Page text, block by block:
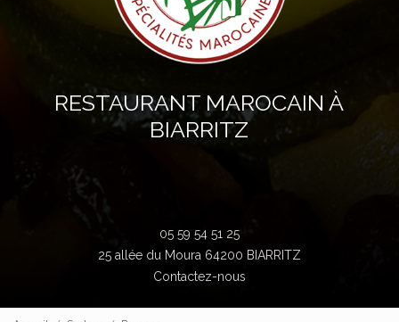
RESTAURANT MAROCAIN À
BIARRITZ
05 59 54 51 25
25 allée du Moura 64200 BIARRITZ
Contactez-nous